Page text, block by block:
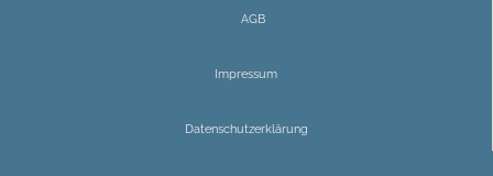
AGB
Impressum
Datenschutzerklärung